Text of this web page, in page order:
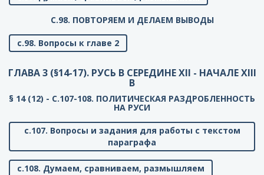
C.98. ПОВТОРЯЕМ И ДЕЛАЕМ ВЫВОДЫ
с.98. Вопросы к главе 2
ГЛАВА 3 (§14-17). РУСЬ В СЕРЕДИНЕ XII - НАЧАЛЕ XIII
В
§ 14 (12) - C.107-108. ПОЛИТИЧЕСКАЯ РАЗДРОБЛЕННОСТЬ
НА РУСИ
с.107. Вопросы и задания для работы с текстом
параграфа
с.108. Думаем, сравниваем, размышляем